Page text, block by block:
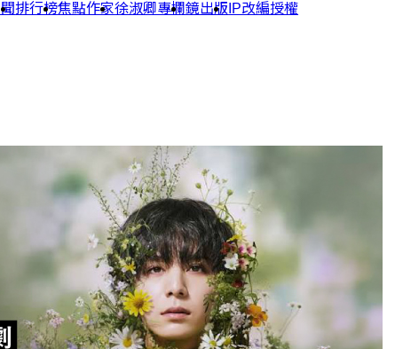
排行榜焦點作家徐淑卿專欄鏡出版 IP改編授權